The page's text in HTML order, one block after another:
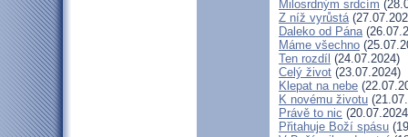
Milosrdným srdcím
Z níž vyrůstá
Daleko od Pána
Máme všechno
Ten rozdíl (24.07.2024)
Celý život (23.07.2024)
Klepat na nebe
K novému životu
Právě to nic
Přitahuje Boží spásu